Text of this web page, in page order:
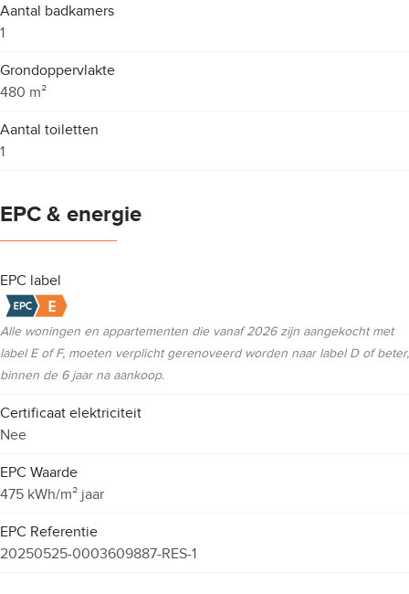
Aantal badkamers
1
Grondoppervlakte
480 m²
Aantal toiletten
1
EPC & energie
EPC label
Alle woningen en appartementen die vanaf 2026 zijn aangekocht met
label E of F, moeten verplicht gerenoveerd worden naar label D of beter,
binnen de 6 jaar na aankoop.
Certificaat elektriciteit
Nee
EPC Waarde
475 kWh/m² jaar
EPC Referentie
20250525-0003609887-RES-1